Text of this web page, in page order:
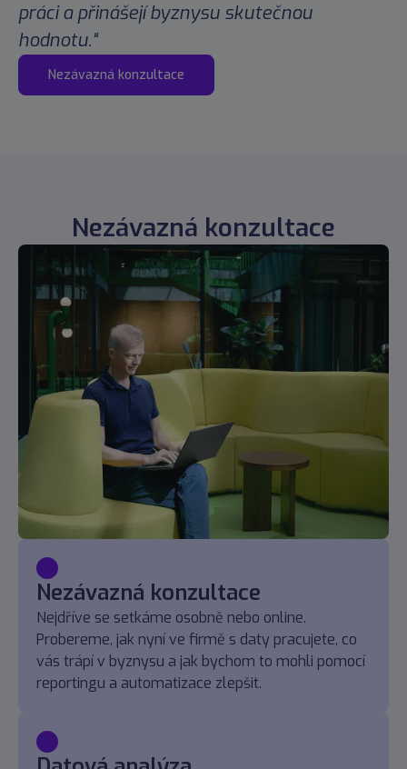
práci a přinášejí byznysu skutečnou
hodnotu.“
Nezávazná konzultace
Nezávazná konzultace
Nezávazná konzultace
Nejdříve se setkáme osobně nebo online.
Probereme, jak nyní ve firmě s daty pracujete, co
vás trápí v byznysu a jak bychom to mohli pomocí
reportingu a automatizace zlepšit.